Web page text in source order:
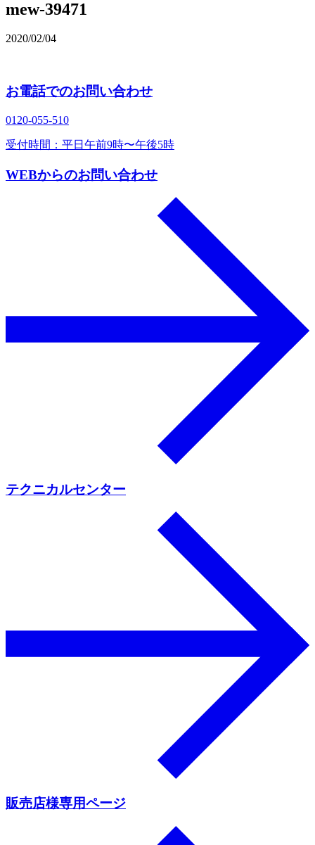
mew-39471
2020/02/04
お電話でのお問い合わせ
0120‐055‐510
受付時間：平日午前9時〜午後5時
WEBからのお問い合わせ
テクニカルセンター
販売店様専用ページ